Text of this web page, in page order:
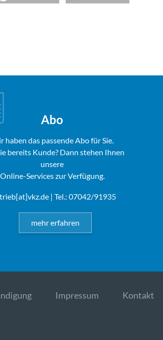
Abo
haben das passende Abo für Sie.
bereits Kunde? Dann stehen Ihnen
unsere
Online-Services zur Verfügung.
| Tel.: 07042/91935
mehr erfahren
Impressum Kontakt